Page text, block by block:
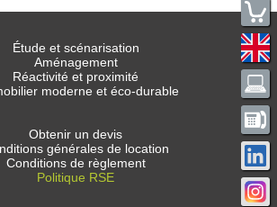
Étude et scénarisation
Aménagement
Réactivité et proximité
moderne et éco-durable
Obtenir un devis
générales de location
Conditions de règlement
Politique RSE